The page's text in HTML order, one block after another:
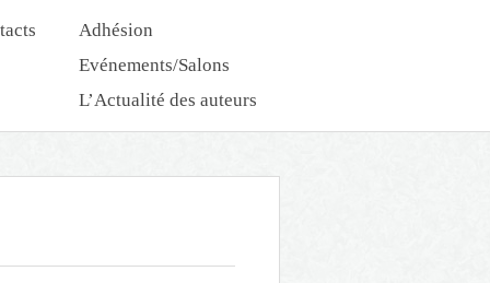
Adhésion
Evénements/Salons
L’Actualité des auteurs